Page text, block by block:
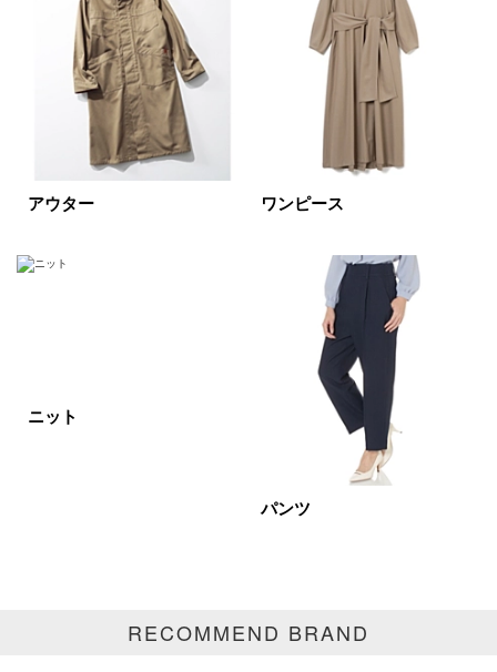
グレー
ベージュ オレンジ
イエロー
パープル ブルー
マルチ
アウター ワンピース
ニット
パンツ
RECOMMEND BRAND